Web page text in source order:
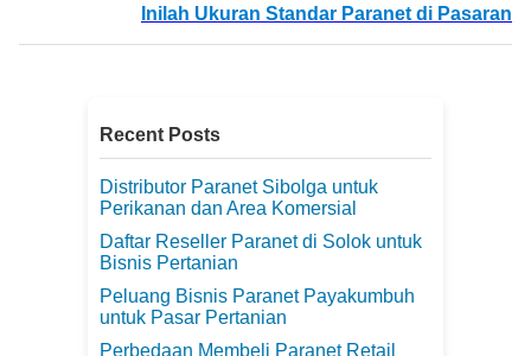
Inilah Ukuran Standar Paranet di Pasaran
Recent Posts
Distributor Paranet Sibolga untuk
Perikanan dan Area Komersial
Daftar Reseller Paranet di Solok untuk
Bisnis Pertanian
Peluang Bisnis Paranet Payakumbuh
untuk Pasar Pertanian
Perbedaan Membeli Paranet Retail